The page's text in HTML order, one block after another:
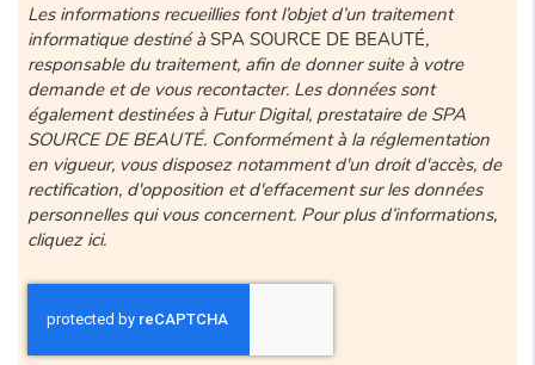
Les informations recueillies font l’objet d’un traitement
informatique destiné à SPA SOURCE DE BEAUTÉ,
responsable du traitement, afin de donner suite à votre
demande et de vous recontacter. Les données sont
également destinées à Futur Digital, prestataire de SPA
SOURCE DE BEAUTÉ. Conformément à la réglementation
en vigueur, vous disposez notamment d'un droit d'accès, de
rectification, d'opposition et d'effacement sur les données
personnelles qui vous concernent. Pour plus d’informations,
cliquez ici.